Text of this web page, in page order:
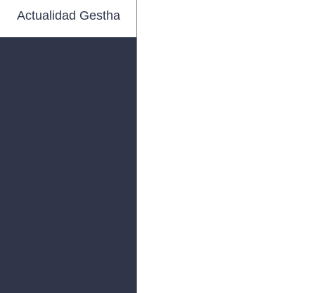
Actualidad Gestha